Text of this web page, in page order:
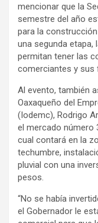
mencionar que la
semestre del año
para la
una segunda etapa,
permitan tener las
comerciantes y sus
Al evento, también
Oaxaqueño del
(Iodemc), Rodrigo
el mercado número
cual contará en la
techumbre,
pluvial con una
pesos.
“No se había
el Gobernador le